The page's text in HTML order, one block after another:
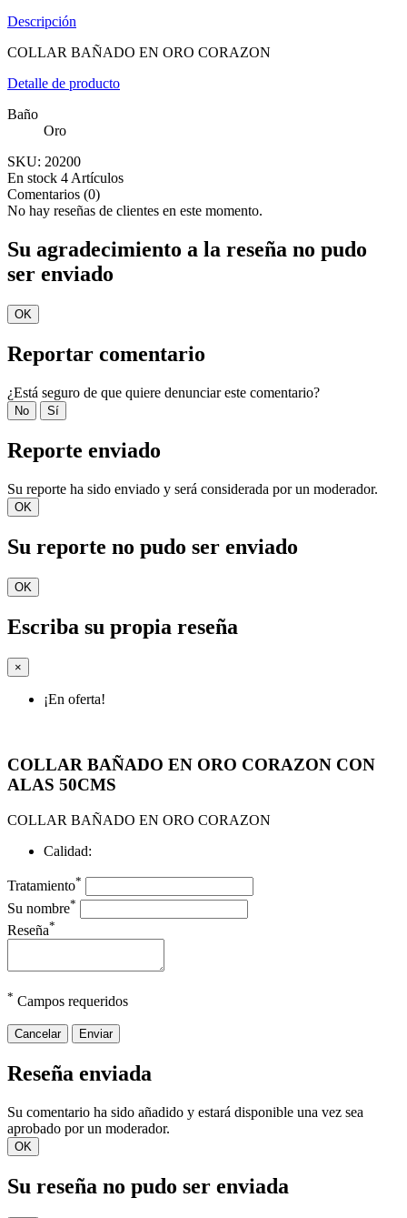
Descripción
COLLAR BAÑADO EN ORO CORAZON
Detalle de producto
Baño
Oro
SKU: 20200
En stock 4 Artículos
Comentarios (0)
No hay reseñas de clientes en este momento.
Su agradecimiento a la reseña no pudo
ser enviado
OK
Reportar comentario
¿Está seguro de que quiere denunciar este comentario?
No Sí
Reporte enviado
Su reporte ha sido enviado y será considerada por un moderador.
OK
Su reporte no pudo ser enviado
OK
Escriba su propia reseña
×
¡En oferta!
COLLAR BAÑADO EN ORO CORAZON CON
ALAS 50CMS
COLLAR BAÑADO EN ORO CORAZON
Calidad:
Tratamiento*
Su nombre*
Reseña*
* Campos requeridos
Cancelar Enviar
Reseña enviada
Su comentario ha sido añadido y estará disponible una vez sea
aprobado por un moderador.
OK
Su reseña no pudo ser enviada